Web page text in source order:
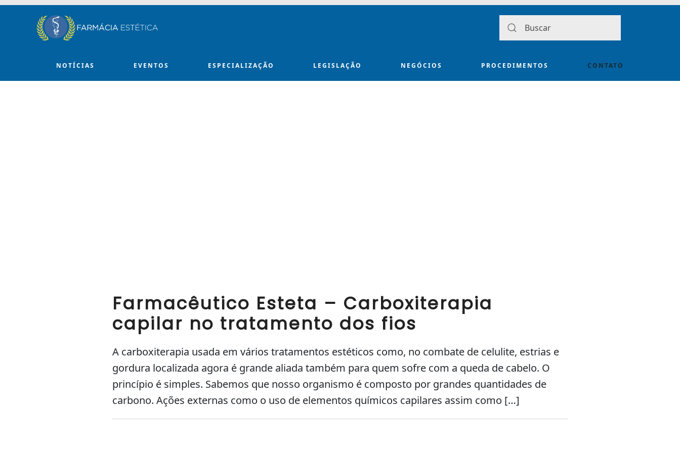
Skip to main content
NOTÍCIAS EVENTOS ESPECIALIZAÇÃO LEGISLAÇÃO NEGÓCIOS PROCEDIMENTOS CONTATO
Farmacêutico Esteta – Carboxiterapia
capilar no tratamento dos fios
A carboxiterapia usada em vários tratamentos estéticos como, no combate de celulite, estrias e
gordura localizada agora é grande aliada também para quem sofre com a queda de cabelo. O
princípio é simples. Sabemos que nosso organismo é composto por grandes quantidades de
carbono. Ações externas como o uso de elementos químicos capilares assim como […]